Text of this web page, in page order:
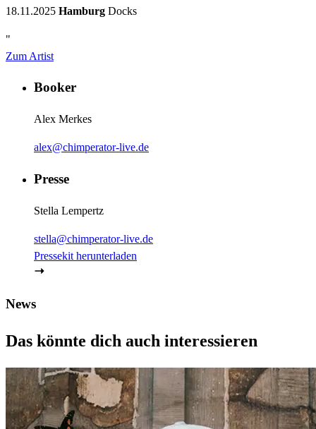
18.11.2025 Hamburg Docks
"
Zum Artist
Booker
Alex Merkes
alex@chimperator-live.de
Presse
Stella Lempertz
stella@chimperator-live.de
Pressekit herunterladen
News
Das könnte dich auch interessieren